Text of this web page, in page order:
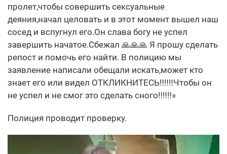
пролет,чтобы совершить сексуальные
деяния,начал целовать и в этот момент вышел наш
сосед и вспугнул его.Он слава богу не успел
завершить начатое.Сбежал 🙏🙏🙏 Я прошу сделать
репост и помочь его найти. В полицию мы
заявление написали обещали искать,может кто
знает его или видел ОТКЛИКНИТЕСЬ‼️‼️‼️Чтобы он
не успел и не смог это сделать сного‼️‼️‼️»
Полиция проводит проверку.